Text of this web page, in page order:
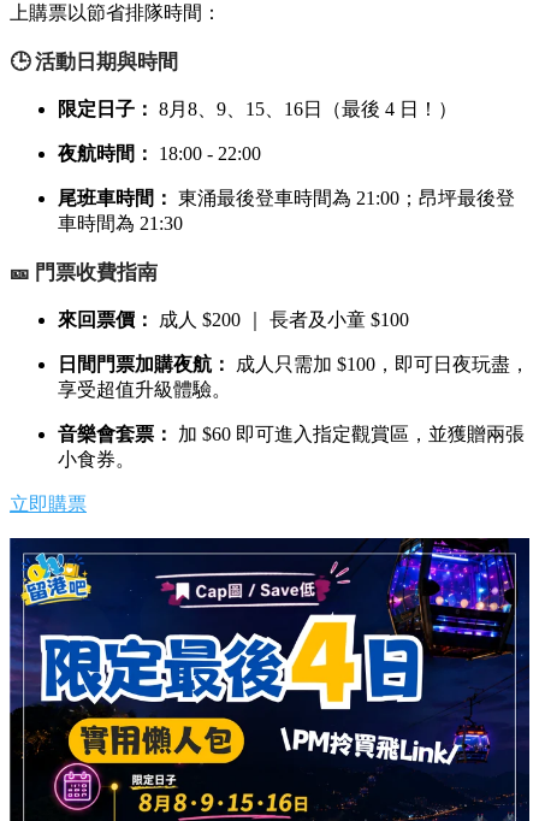
上購票以節省排隊時間：
🕒 活動日期與時間
限定日子： 8月8、9、15、16日（最後 4 日！）
夜航時間： 18:00 - 22:00
尾班車時間： 東涌最後登車時間為 21:00；昂坪最後登
車時間為 21:30
🎫 門票收費指南
來回票價： 成人 $200 ｜ 長者及小童 $100
日間門票加購夜航：
成人只需加 $100，即可日夜玩盡，
享受超值升級體驗。
音樂會套票：
加 $60 即可進入指定觀賞區，並獲贈兩張
小食券。
立即購票